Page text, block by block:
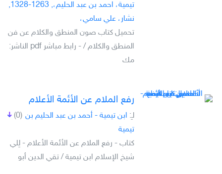
تيمية، احمد بن عبد الحليم،, 1263-1328,
نشار، علي سامي،
تحميل كتاب صون المنطق والكلام عن فن
المنطق والكلام / - رابط مباشر pdf الناشر:
مك
رفع الملام عن الأئمة الأعلام
(0) لـِ: ابن تيمية - أحمد بن عبد الحليم بن
تيمية
كتاب - رفع الملام عن الأئمة الأعلام - لِلي
شيخ الإسلام ابن تيمية / تقي الدين أبو